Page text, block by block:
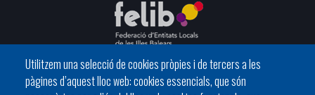
Utilitzem una selecció de cookies pròpies i de tercers a les
pàgines d’aquest lloc web: cookies essencials, que són
C/ del General Riera, 111 07010 Palma